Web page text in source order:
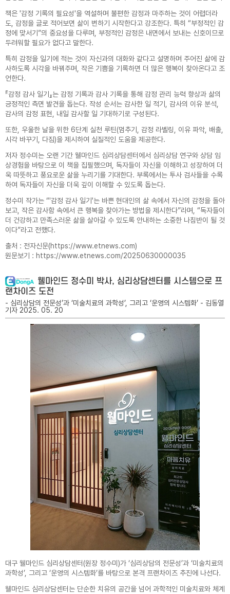
책은 '감정 기록의 필요성'을 역설하며 불편한 감정과 마주하는 것이 어렵더라
도, 감정을 글로 적어보면 삶이 변하기 시작한다고 강조한다. 특히 “부정적인 감
정에 맞서기”의 중요성을 다루며, 부정적인 감정은 내면에서 보내는 신호이므로
두려워할 필요가 없다고 말한다.
특히 감정을 일기에 적는 것이 자신과의 대화와 같다고 설명하며 주어진 삶에 감
사하도록 시각을 바꿔주며, 작은 기쁨을 기록하면 더 많은 행복이 찾아온다고 조
언한다.
『감정 감사 일기』는 감정 기록과 감사 기록을 통해 감정 관리 능력 향상과 삶의
긍정적인 측면 발견을 돕는다. 작성 순서는 감사한 일 적기, 감사의 이유 분석,
감사의 감정 표현, 내일 감사할 일 기대하기로 구성된다.
또한, 우울한 날을 위한 6단계 실천 루틴(멈추기, 감정 라벨링, 이유 파악, 배출,
시각 바꾸기, 다짐)을 제시하여 실질적인 도움을 제공한다.
저자 정수미는 오랜 기간 웰마인드 심리상담센터에서 심리상담 연구와 상담 임
상경험을 바탕으로 이 책을 집필했으며, 독자들이 자신을 이해하고 성장하여 더
욱 따뜻하고 풍요로운 삶을 누리기를 기대한다. 부록에서는 투사 검사들을 수록
하여 독자들이 자신을 더욱 깊이 이해할 수 있도록 돕는다.
정수미 작가는 “'감정 감사 일기'는 바쁜 현대인의 삶 속에서 자신의 감정을 돌아
보고, 작은 감사함 속에서 큰 행복을 찾아가는 방법을 제시한다”라며, “독자들이
더 건강하고 만족스러운 삶을 살아갈 수 있도록 안내하는 소중한 나침반이 될 것
이다”라고 전했다.
출처 : 전자신문(https://www.etnews.com)
원문보기 : https://www.etnews.com/20250630000035
웰마인드 정수미 박사, 심리상담센터를 시스템으로 프
랜차이즈 도전
- 심리상담의 전문성’과 ‘미술치료의 과학성’, 그리고 ‘운영의 시스템화’ - 김동열
기자 2025. 05. 20
대구 웰마인드 심리상담센터(원장 정수미)가 ‘심리상담의 전문성’과 ‘미술치료의
과학성’, 그리고 ‘운영의 시스템화’를 바탕으로 본격 프랜차이즈 추진에 나선다.
웰마인드 심리상담센터는 단순한 치유의 공간을 넘어 과학적인 미술치료와 체계